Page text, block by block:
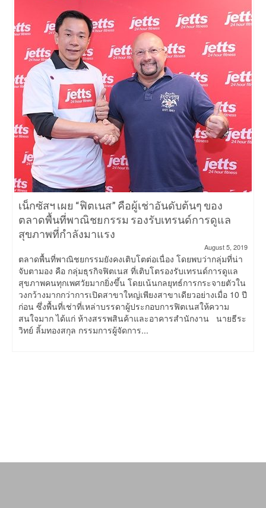
เน็กซัสฯ เผย “ฟิตเนส” คือผู้เช่าอันดับต้นๆ ของ
ตลาดพื้นที่พาณิชยกรรม รองรับเทรนด์การดูแล
สุขภาพที่กำลังมาแรง
August 5, 2019
ตลาดพื้นที่พาณิชยกรรมยังคงเติบโตต่อเนื่อง โดยพบว่ากลุ่มที่น่า
จับตามอง คือ กลุ่มธุรกิจฟิตเนส ที่เติบโตรองรับเทรนด์การดูแล
สุขภาพคนทุกเพศวัยมากยิ่งขึ้น โดยเน้นกลยุทธ์การกระจายตัวใน
วงกว้างมากกว่าการเปิดสาขาใหญ่เพียงสาขาเดียวอย่างเมื่อ 10 ปี
ก่อน ซึ่งพื้นที่เช่าที่เหล่าบรรดาผู้ประกอบการฟิตเนสให้ความ
สนใจมาก ได้แก่ ห้างสรรพสินค้าและอาคารสำนักงาน นายธีระ
วิทย์ ลิ้มทองสกุล กรรมการผู้จัดการ...